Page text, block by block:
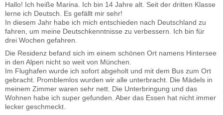
Hallo! Ich heiße Marina. Ich bin 14 Jahre alt. Seit der dritten Klasse
lerne ich Deutsch. Es gefällt mir sehr!
In diesem Jahr habe ich mich entschieden nach Deutschland zu
fahren, um meine Deutschkenntnisse zu verbessern. Ich bin für
drei Wochen gefahren.
Die Residenz befand sich im einem schönen Ort namens Hintersee
in den Alpen nicht so weit von München.
Im Flughafen wurde ich sofort abgeholt und mit dem Bus zum Ort
gebracht. Promblemlos wurden wir alle unterbracht. Die Mädels in
meinem Zimmer waren sehr nett. Die Unterbringung und das
Wohnen habe ich super gefunden. Aber das Essen hat nicht immer
lecker geschmeckt.